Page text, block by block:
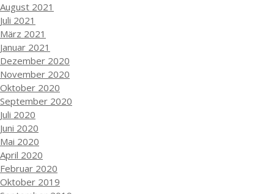
August 2021
Juli 2021
März 2021
Januar 2021
Dezember 2020
November 2020
Oktober 2020
September 2020
Juli 2020
Juni 2020
Mai 2020
April 2020
Februar 2020
Oktober 2019